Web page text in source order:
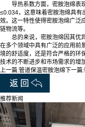
导热系数方面，密胺泡绵表
≤0.034，这意味着密胺泡绵具有
效。这一特性使得密胺泡绵广泛
链物流等。
总的来说，密胺泡绵因其优
在多个领域中具有广泛的应用前
境的舒适度，还是符合严格的环
技术的不断进步和市场需求的增
上一篇:管道保温密胺泡绵 下一篇:
推荐新闻